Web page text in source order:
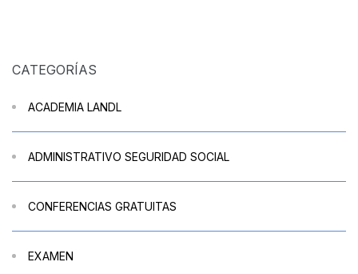
CATEGORÍAS
ACADEMIA LANDL
ADMINISTRATIVO SEGURIDAD SOCIAL
CONFERENCIAS GRATUITAS
EXAMEN